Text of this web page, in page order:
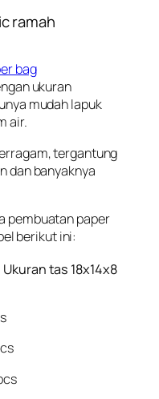
ramah
bag
ukuran
mudah lapuk
air.
tergantung
dan banyaknya
pembuatan paper
berikut ini:
tas 18x14x8